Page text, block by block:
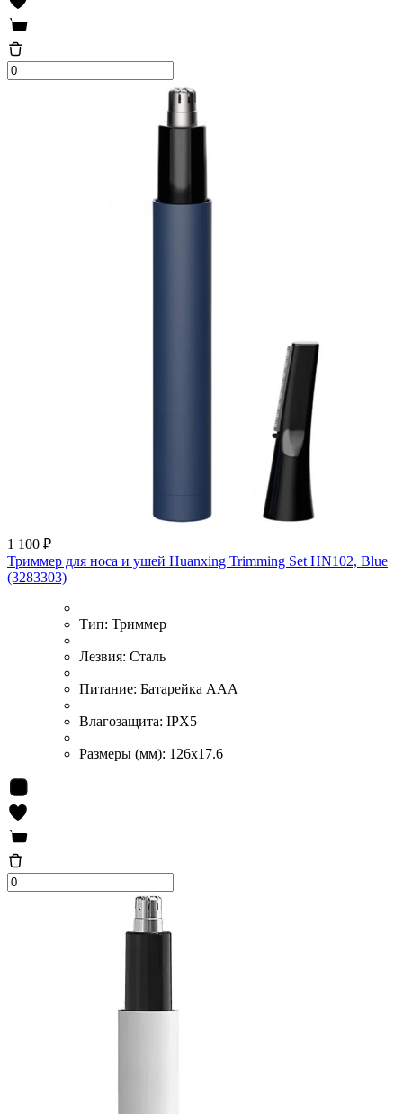
1 100 ₽
Триммер для носа и ушей Huanxing Trimming Set HN102, Blue
(3283303)
Тип: Триммер
Лезвия: Сталь
Питание: Батарейка AAA
Влагозащита: IPX5
Размеры (мм): 126x17.6